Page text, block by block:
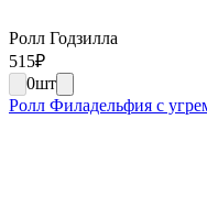
Ролл Годзилла
515₽
0шт
Ролл Филадельфия с